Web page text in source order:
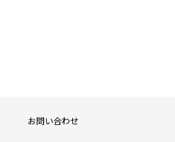
お問い合わせ